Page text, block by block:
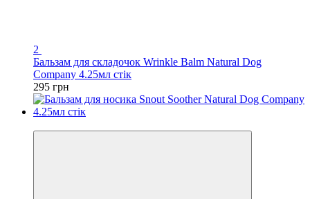
2
Бальзам для складочок Wrinkle Balm Natural Dog
Company 4.25мл стік
295 грн